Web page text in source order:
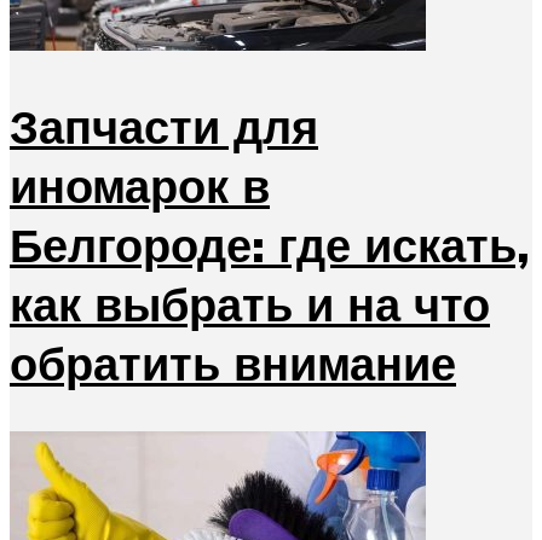
Запчасти для
иномарок в
Белгороде: где искать,
как выбрать и на что
обратить внимание